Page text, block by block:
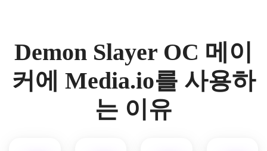
하학
적 패
턴이
있는
커스
질감
이 있
는 검
화려
한 진
홍색
마킹,
흐르
는 머
스타
일 심
라벨
레일,
로우
앵글
구성,
Demon Slayer OC 메이
커에 Media.io를 사용하
는 이유